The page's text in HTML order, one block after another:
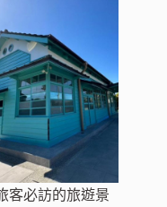
客必訪的旅遊景